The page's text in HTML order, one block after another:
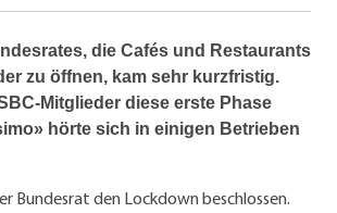
die Cafés und Restaurants
zu öffnen, kam sehr kurzfristig.
Mitglieder diese erste Phase
hörte sich in einigen Betrieben
Bundesrat den Lockdown beschlossen.